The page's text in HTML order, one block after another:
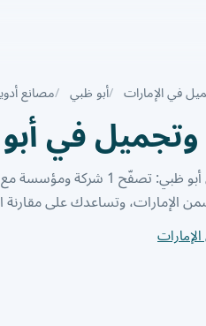
في الإمارات أبو ظبي مصانع
في
دليل مصانع أدوية وتجميل في أبو
وتساعدك على مقارنة